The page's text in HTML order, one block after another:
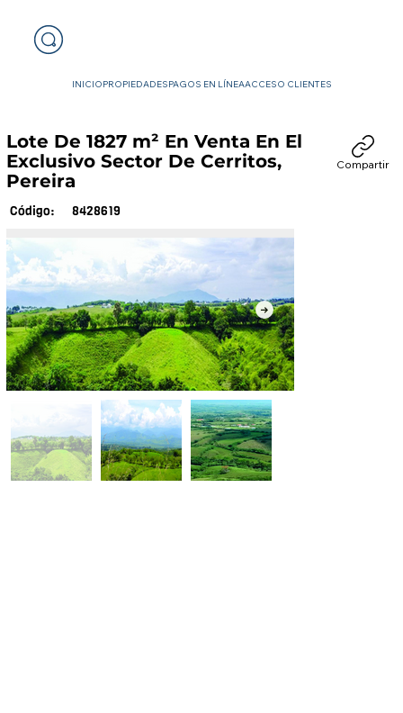
INICIOPROPIEDADESPAGOS EN LÍNEAACCESO CLIENTES
Lote De 1827 m² En Venta En El
Exclusivo Sector De Cerritos,
Pereira
Código: 8428619
Compartir